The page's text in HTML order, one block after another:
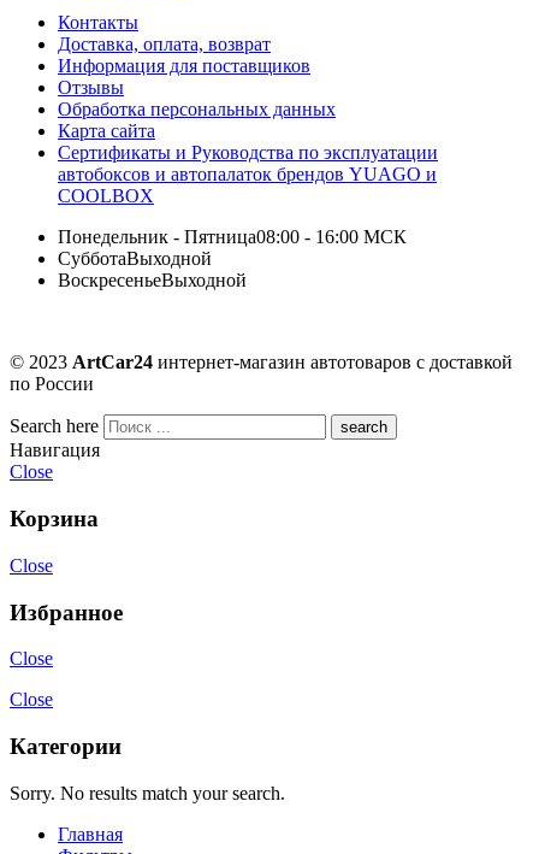
Контакты
Доставка, оплата, возврат
Информация для поставщиков
Отзывы
Обработка персональных данных
Карта сайта
Сертификаты и Руководства по эксплуатации
автобоксов и автопалаток брендов YUAGO и
COOLBOX
Понедельник - Пятница08:00 - 16:00 МСК
СубботаВыходной
ВоскресеньеВыходной
© 2023 ArtCar24 интернет-магазин автотоваров с доставкой
по России
Search here
Навигация
Close
Корзина
Close
Избранное
Close
Close
Категории
Sorry. No results match your search.
Главная